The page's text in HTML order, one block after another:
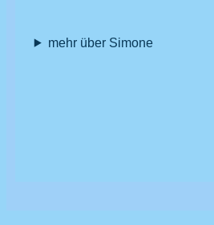
mehr über Simone